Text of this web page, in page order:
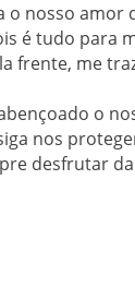
o nosso amor
é tudo para
frente, me
o
nos
desfrutar